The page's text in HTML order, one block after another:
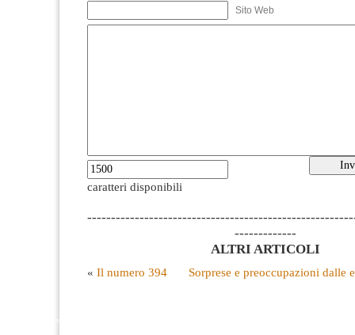
Sito Web
caratteri disponibili
-------------
ALTRI ARTICOLI
« Il numero 394 Sorprese e preoccupazioni dalle